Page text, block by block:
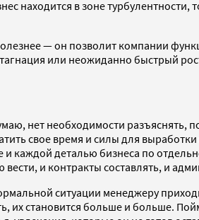
находится в зоне турбулентности,
— он позволит компании
или неожиданно быстрый
нет необходимости разъяснять,
свое время и силы для
каждой деталью бизнеса по
и контракты составлять, и
ситуации менеджеру
их становится больше и больше.